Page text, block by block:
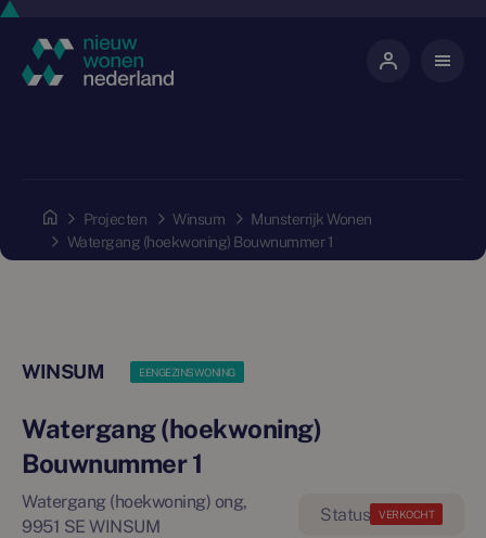
Projecten Winsum
Munsterrijk Wonen
Watergang (hoekwoning) Bouwnummer 1
WINSUM EENGEZINSWONING
Watergang (hoekwoning)
Bouwnummer 1
Watergang (hoekwoning) ong,
9951 SE WINSUM
VERKOCHT